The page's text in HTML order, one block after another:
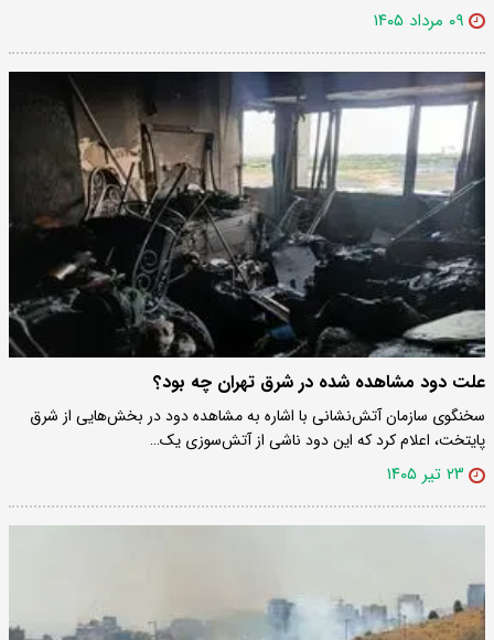
۰۹ مرداد ۱۴۰۵
علت دود مشاهده شده در شرق تهران چه بود؟
سخنگوی سازمان آتش‌نشانی با اشاره به مشاهده دود در بخش‌هایی از شرق
پایتخت، اعلام کرد که این دود ناشی از آتش‌سوزی یک…
۲۳ تیر ۱۴۰۵